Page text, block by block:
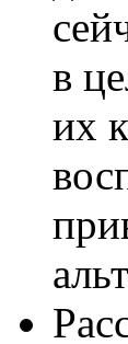
в
их